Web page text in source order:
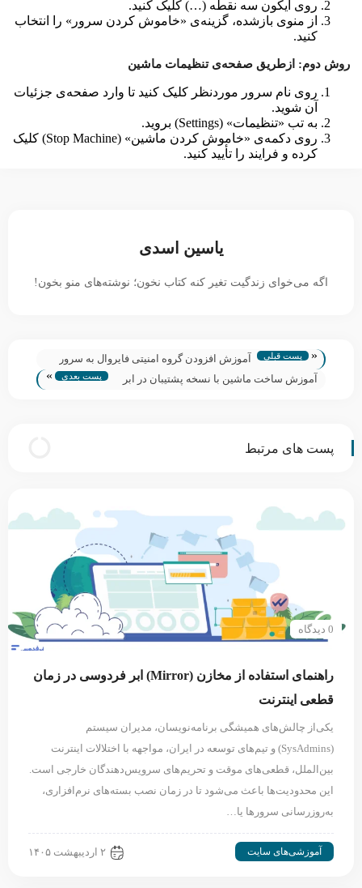
روی آیکون سه نقطه (…) کلیک کنید.
از منوی بازشده، گزینه‌ی «خاموش کردن سرور» را انتخاب
کنید.
روش دوم: ازطریق صفحه‌ی تنظیمات ماشین
روی نام سرور موردنظر کلیک کنید تا وارد صفحه‌ی جزئیات
آن شوید.
به تب «تنظیمات» (Settings) بروید.
روی دکمه‌ی «خاموش کردن ماشین» (Stop Machine) کلیک
کرده و فرایند را تأیید کنید.
یاسین اسدی
اگه می‌خوای زندگیت تغیر کنه کتاب نخون؛ نوشته‌های منو بخون!
« پست قبلی
آموزش افزودن گروه امنیتی فایروال به سرور
آموزش ساخت ماشین با نسخه پشتیبان در ابر
پست بعدی »
پست های مرتبط
0 دیدگاه
راهنمای استفاده از مخازن (Mirror) ابر فردوسی در زمان
قطعی اینترنت
یکی‌از چالش‌های همیشگی برنامه‌نویسان، مدیران سیستم
(SysAdmins) و تیم‌های توسعه در ایران، مواجهه با اختلالات اینترنت
بین‌الملل، قطعی‌های موقت و تحریم‌های سرویس‌دهندگان خارجی است.
این محدودیت‌ها باعث می‌شود تا در زمان نصب بسته‌های نرم‌افزاری،
به‌روزرسانی سرورها یا…
آموزشی‌های سایت ۲ اردیبهشت ۱۴۰۵